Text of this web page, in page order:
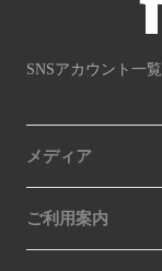
SNSアカウント一覧
メディア
ご利用案内